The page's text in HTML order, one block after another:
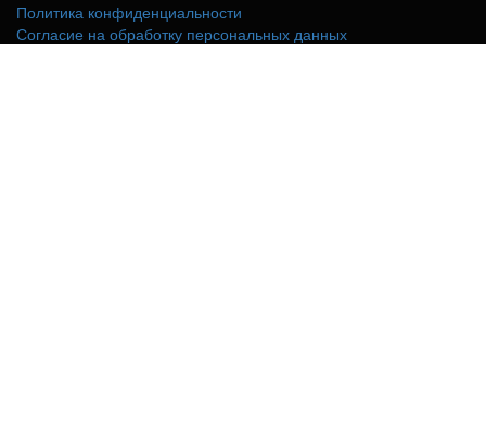
Политика конфиденциальности
Согласие на обработку персональных данных